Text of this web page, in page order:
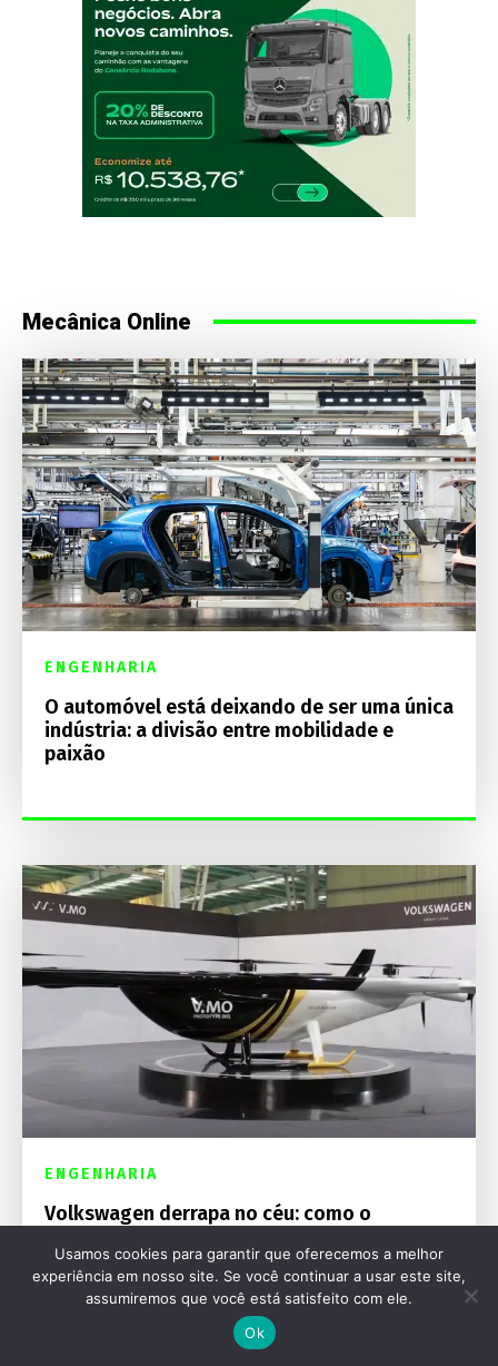
Mecânica Online
ENGENHARIA
O automóvel está deixando de ser uma única
indústria: a divisão entre mobilidade e
paixão
ENGENHARIA
Volkswagen derrapa no céu: como o
China virou um fracasso corporativo e
judicial
Usamos cookies para garantir que oferecemos a melhor
experiência em nosso site. Se você continuar a usar este site,
assumiremos que você está satisfeito com ele.
Ok